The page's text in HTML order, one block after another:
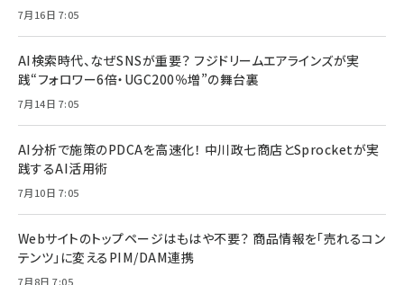
7月16日 7:05
AI検索時代、なぜSNSが重要？ フジドリームエアラインズが実
践“フォロワー6倍・UGC200％増”の舞台裏
7月14日 7:05
AI分析で施策のPDCAを高速化！ 中川政七商店とSprocketが実
践するAI活用術
7月10日 7:05
Webサイトのトップページはもはや不要？ 商品情報を「売れるコン
テンツ」に変えるPIM/DAM連携
7月8日 7:05